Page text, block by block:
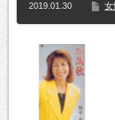
2019.01.30 女